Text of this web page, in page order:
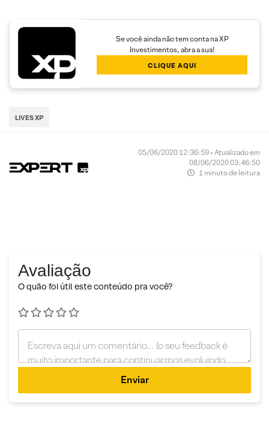
Se você ainda não tem conta na XP
Investimentos, abra a sua!
CLIQUE AQUI
LIVES XP
05/06/2020 12:36:59 • Atualizado em
08/06/2020 03:46:50
1 minuto de leitura
Avaliação
O quão foi útil este conteúdo pra você?
Enviar